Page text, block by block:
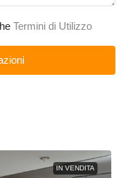
Termini di Utilizzo
IN VENDITA